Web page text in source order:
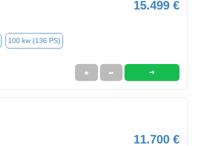
15.499 €
100 kw (136 PS)
★ ➦ ➜
11.700 €